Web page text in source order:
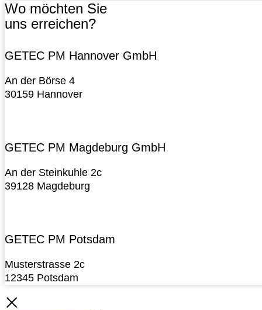
Wo möchten Sie
uns erreichen?
GETEC PM Hannover GmbH
An der Börse 4
30159 Hannover
GETEC PM Magdeburg GmbH
An der Steinkuhle 2c
39128 Magdeburg
GETEC PM Potsdam
Musterstrasse 2c
12345 Potsdam